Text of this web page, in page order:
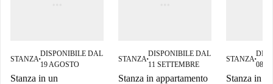
STANZA■
DISPONIBILE DAL
19 AGOSTO
Stanza in un
STANZA■
DISPONIBILE DAL
11 SETTEMBRE
Stanza in appartamento
STANZA■
08
Stanza in un